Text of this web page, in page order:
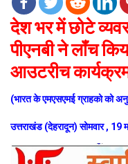
देश भर में छोटे
पीएनबी ने लॉंच
आउटरीच
(भारत के एमएसएमई ग्राहको को
उत्तराखंड (देहरादून) सोमवार , 19